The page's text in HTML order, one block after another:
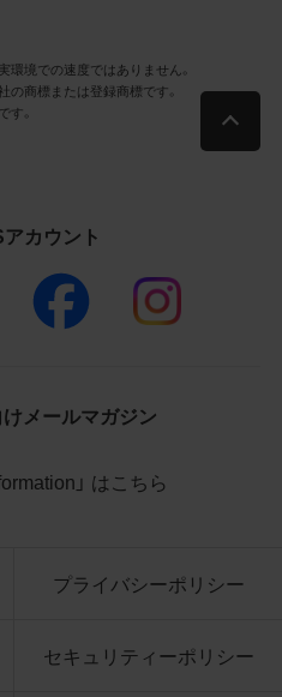
事項は予告なく変更
。各データをダウン
タ利用規約
ータに関する著作権
に帰属することに同
中古による販売の場
告宣伝又は当社商品
の同意を得た場合を
はできません。
環境での速度ではありません。
の商標または登録商標です。
す。
カウント
メールマガジン
」 はこちら
プライバシーポリシー
セキュリティーポリシー